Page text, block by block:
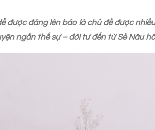
được đăng lên báo là chủ đề được
ngắn thế sự – đời tư đến từ Sẻ Nâu